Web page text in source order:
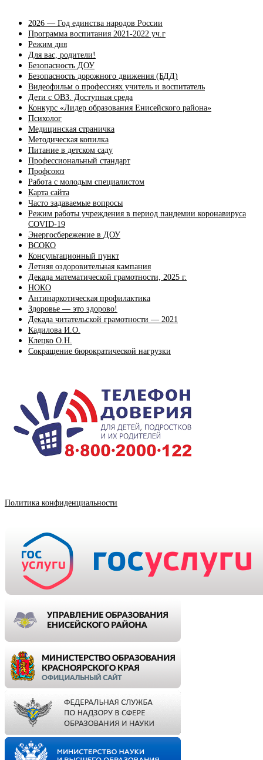
2026 — Год единства народов России
Программа воспитания 2021-2022 уч.г
Режим дня
Для вас, родители!
Безопасность ДОУ
Безопасность дорожного движения (БДД)
Видеофильм о профессиях учитель и воспитатель
Дети с ОВЗ. Доступная среда
Конкурс «Лидер образования Енисейского района»
Психолог
Медицинская страничка
Методическая копилка
Питание в детском саду
Профессиональный стандарт
Профсоюз
Работа с молодым специалистом
Карта сайта
Часто задаваемые вопросы
Режим работы учреждения в период пандемии коронавируса
COVID-19
Энергосбережение в ДОУ
ВСОКО
Консультационный пункт
Летняя оздоровительная кампания
Декада математической грамотности, 2025 г.
НОКО
Антинаркотическая профилактика
Здоровье — это здорово!
Декада читательской грамотности — 2021
Кадилова И.О.
Клецко О.Н.
Сокращение бюрократической нагрузки
Политика конфиденциальности